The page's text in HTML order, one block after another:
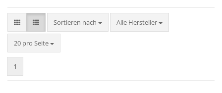
Sortieren nach
Sortieren nach Alle Hersteller
20 pro Seite
pro Seite
1